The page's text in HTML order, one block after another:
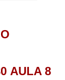
AULA 8